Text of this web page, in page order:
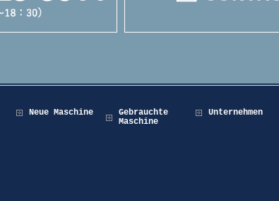
Neue Maschine
Gebrauchte
Maschine
Unternehmen